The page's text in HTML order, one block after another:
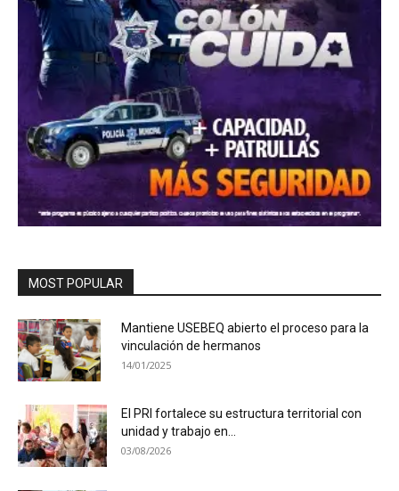
MOST POPULAR
Mantiene USEBEQ abierto el proceso para la
vinculación de hermanos
14/01/2025
El PRI fortalece su estructura territorial con
unidad y trabajo en...
03/08/2026